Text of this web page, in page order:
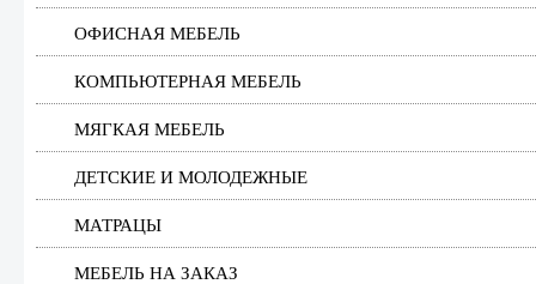
ОФИСНАЯ МЕБЕЛЬ
КОМПЬЮТЕРНАЯ МЕБЕЛЬ
МЯГКАЯ МЕБЕЛЬ
ДЕТСКИЕ И МОЛОДЕЖНЫЕ
МАТРАЦЫ
МЕБЕЛЬ НА ЗАКАЗ